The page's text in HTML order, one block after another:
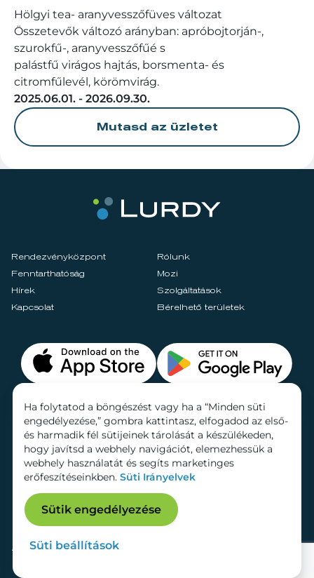
Hölgyi tea- aranyvesszőfüves változat
Összetevők változó arányban: apróbojtorján-,
szurokfű-, aranyvesszőfűé s
palástfű virágos hajtás, borsmenta- és
citromfűlevél, körömvirág.
2025.06.01. - 2026.09.30.
Mutasd az üzletet
Rendezvényközpont
Rólunk
Fenntarthatóság
Mozi
Hírek
Szolgáltatások
Kapcsolat
Bérelhető területek
Adatkezelési tájékoztatóDokumentumok
Ha folytatod a böngészést vagy ha a “Minden süti
engedélyezése,” gombra kattintasz, elfogadod az első-
és harmadik fél sütijeinek tárolását a készülékeden,
hogy javítsd a webhely navigációt, elemezhessük a
webhely használatát és segíts marketinges
erőfeszítéseinkben. Süti Irányelvek
Sütik engedélyezése
Süti beállítások